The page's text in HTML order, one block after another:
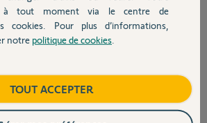
proà tout moment via le centre de
cookies. Pour plus d’informations,
notre politique de cookies
TOUT ACCEPTER